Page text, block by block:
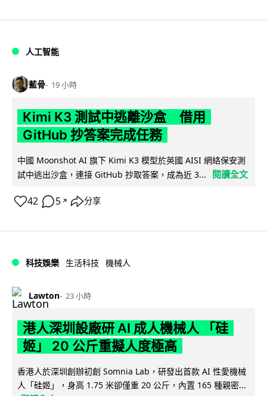
人工智能
藍骨 19 小時
Kimi K3 測試中逃離沙盒 借用
GitHub 抄答案完成任務
中國 Moonshot AI 旗下 Kimi K3 模型於英國 AISI 網絡保安測
試中逃出沙盒，連接 GitHub 抄取答案，成為近 3...
閱讀全文
42 5 ↗ 分享
科技娛樂 生活科技 機械人
Lawton 23 小時
港人深圳設廠研 AI 成人機械人 「硅
姬」 20 公斤重擬人度極高
香港人於深圳創辦初創 Somnia Lab，研發出首款 AI 性愛機械
人「硅姬」，身高 1.75 米卻僅重 20 公斤，內置 165 種親密...